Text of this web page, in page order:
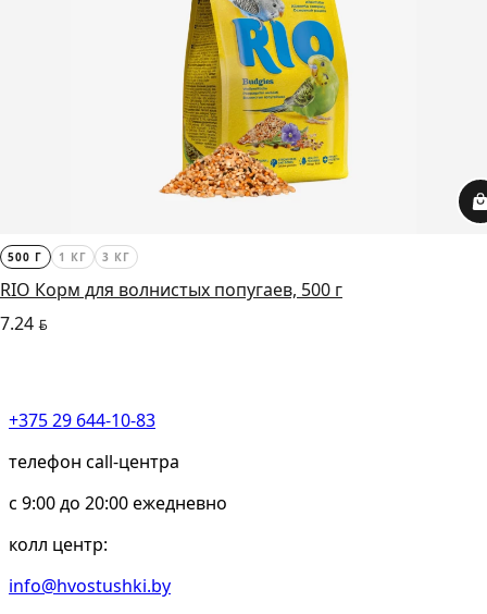
500 Г 1 КГ 3 КГ
RIO Корм для волнистых попугаев, 500 г
7.24 BYN
+375 29 644-10-83
телефон call-центра
c 9:00 до 20:00 ежедневно
колл центр:
info@hvostushki.by